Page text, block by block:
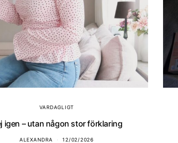
VARDAGLIGT
igen – utan någon stor förklaring
ALEXANDRA 12/02/2026